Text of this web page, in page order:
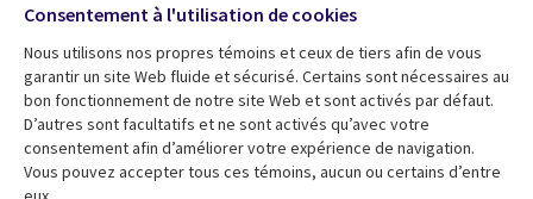
Fusions
Ressources
Library
Articles
Support
Legal
Accessibilité
Social
Media
FRANCE
Consentement à l'utilisation de cookies
Nous utilisons nos propres témoins et ceux de tiers afin de vous
garantir un site Web fluide et sécurisé. Certains sont nécessaires au
bon fonctionnement de notre site Web et sont activés par défaut.
D’autres sont facultatifs et ne sont activés qu’avec votre
consentement afin d’améliorer votre expérience de navigation.
Vous pouvez accepter tous ces témoins, aucun ou certains d’entre